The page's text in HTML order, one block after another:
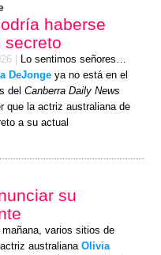
haberse
secreto
Lo sentimos señores…
DeJonge ya no está en el
del Canberra Daily News
que la actriz australiana de
a su actual
su
varios sitios de
australiana Olivia